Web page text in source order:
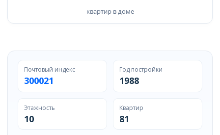
квартир в доме
Почтовый индекс
300021
Год постройки
1988
Этажность
10
Квартир
81